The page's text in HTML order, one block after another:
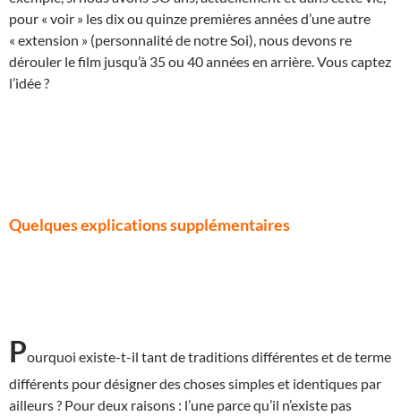
pour « voir » les dix ou quinze premières années d’une autre
« extension » (personnalité de notre Soi), nous devons re
dérouler le film jusqu’à 35 ou 40 années en arrière. Vous captez
l’idée ?
Quelques explications supplémentaires
Pourquoi existe-t-il tant de traditions différentes et de terme
différents pour désigner des choses simples et identiques par
ailleurs ? Pour deux raisons : l’une parce qu’il n’existe pas